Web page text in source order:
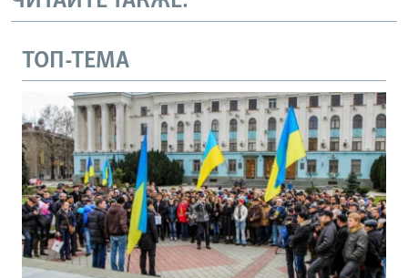
ТОП-ТЕМА